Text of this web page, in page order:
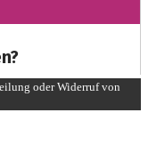
oder Widerruf von